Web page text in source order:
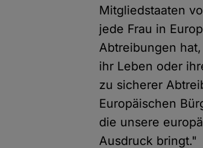
Mitgliedstaaten
jede Frau in
Abtreibungen
ihr Leben oder
zu sicherer
Europäischen
die unsere
Ausdruck bringt."